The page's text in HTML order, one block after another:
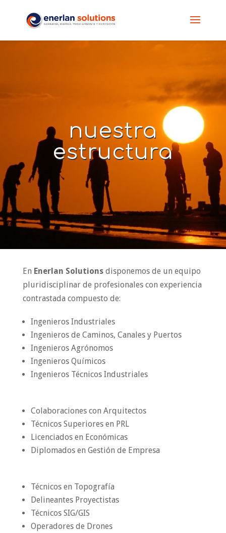
nuestra
estructura
En Enerlan Solutionsdisponemos de un equipo
pluridisciplinar de profesionales con experiencia
contrastada compuesto de:
Ingenieros Industriales
Ingenieros de Caminos, Canales y Puertos
Ingenieros Agrónomos
Ingenieros Químicos
Ingenieros Técnicos Industriales
Colaboraciones con Arquitectos
Técnicos Superiores en PRL
Licenciados en Económicas
Diplomados en Gestión de Empresa
Técnicos en Topografía
Delineantes Proyectistas
Técnicos SIG/GIS
Operadores de Drones